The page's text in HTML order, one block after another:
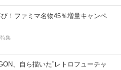
！ファミマ名物45％増量キャンペ
集
、自ら描いた”レトロフューチャ